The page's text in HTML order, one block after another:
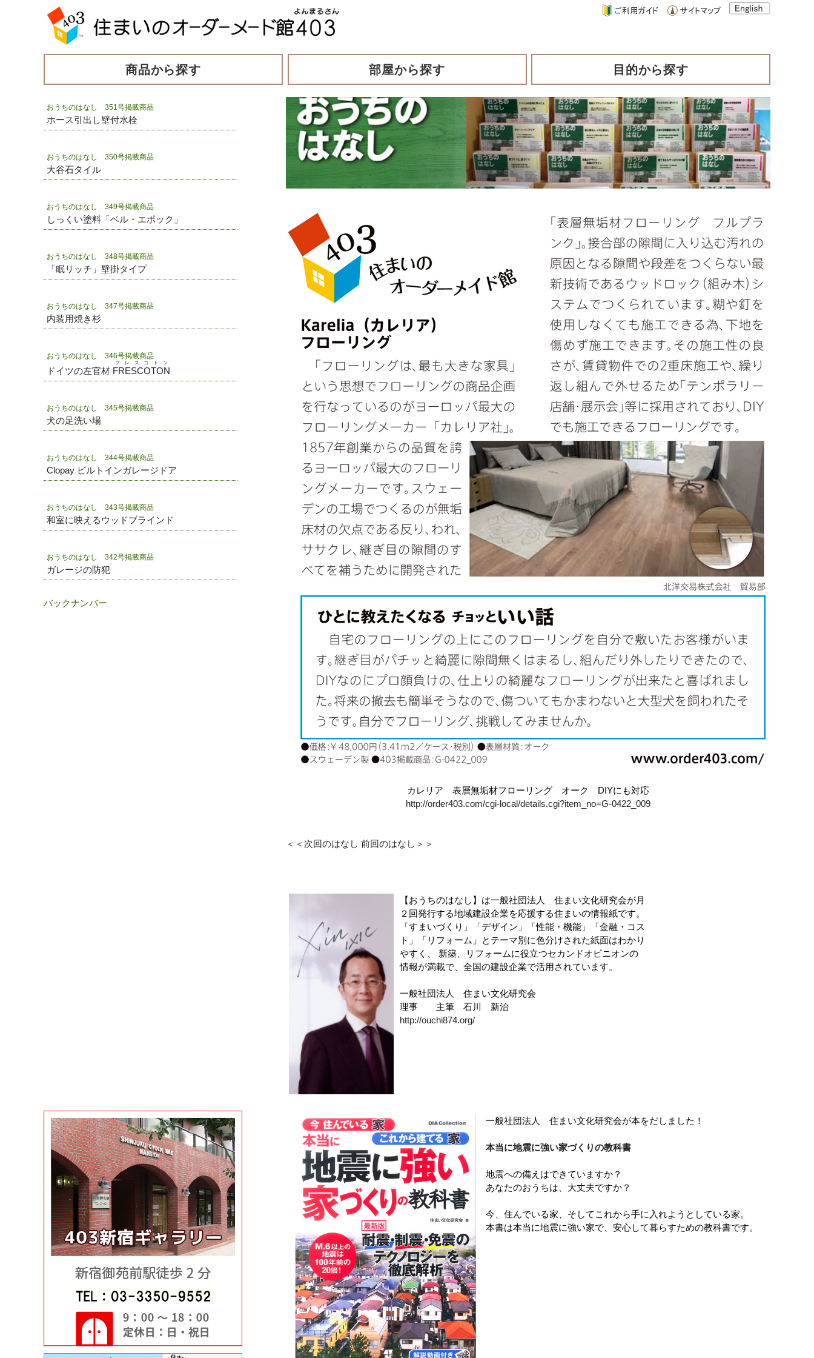
商品から探す 部屋から探す 目的から探す
おうちのはなし 351号掲載商品
ホース引出し壁付水栓
おうちのはなし 350号掲載商品
大谷石タイル
おうちのはなし 349号掲載商品
しっくい塗料「ベル・エポック」
おうちのはなし 348号掲載商品
「眠リッチ」壁掛タイプ
おうちのはなし 347号掲載商品
内装用焼き杉
おうちのはなし 346号掲載商品
ドイツの左官材 FRESCOTON
フレスコトン
おうちのはなし 345号掲載商品
犬の足洗い場
おうちのはなし 344号掲載商品
Clopay ビルトインガレージドア
おうちのはなし 343号掲載商品
和室に映えるウッドブラインド
おうちのはなし 342号掲載商品
ガレージの防犯
バックナンバー
カレリア 表層無垢材フローリング オーク DIYにも対応
http://order403.com/cgi-local/details.cgi?item_no=G-0422_009
＜＜次回のはなし 前回のはなし＞＞
【おうちのはなし】は一般社団法人 住まい文化研究会が月
２回発行する地域建設企業を応援する住まいの情報紙です。
「すまいづくり」「デザイン」「性能・機能」「金融・コス
ト」「リフォーム」とテーマ別に色分けされた紙面はわかり
やすく、 新築、リフォームに役立つセカンドオピニオンの
情報が満載で、全国の建設企業で活用されています。
一般社団法人 住まい文化研究会
理事 主筆 石川 新治
http://ouchi874.org/
一般社団法人 住まい文化研究会が本をだしました！
本当に地震に強い家づくりの教科書
地震への備えはできていますか？
あなたのおうちは、大丈夫ですか？
今、住んでいる家、そしてこれから手に入れようとしている家。
本書は本当に地震に強い家で、安心して暮らすための教科書です。